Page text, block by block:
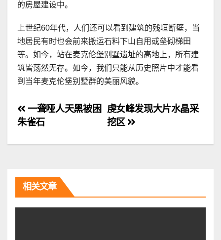
的房屋建设中。
上世纪60年代，人们还可以看到建筑的残垣断壁，当
地居民有时也会前来搬运石料下山自用或垒砌梯田
等。如今，站在麦克伦堡别墅遗址的高地上，所有建
筑皆荡然无存。如今，我们只能从历史照片中才能看
到当年麦克伦堡别墅群的美丽风貌。
文
章
航
虔女峰发现大片水晶采
挖区
一聋哑人天黑被困
朱雀石
相关文章